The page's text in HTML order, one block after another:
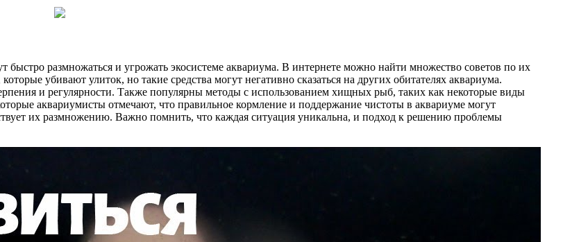
размножаться и угрожать экосистеме аквариума. В интернете можно найти множество советов по их
убивают улиток, но такие средства могут негативно сказаться на других обитателях аквариума.
и регулярности. Также популярны методы с использованием хищных рыб, таких как некоторые виды
аквариумисты отмечают, что правильное кормление и поддержание чистоты в аквариуме могут
их размножению. Важно помнить, что каждая ситуация уникальна, и подход к решению проблемы